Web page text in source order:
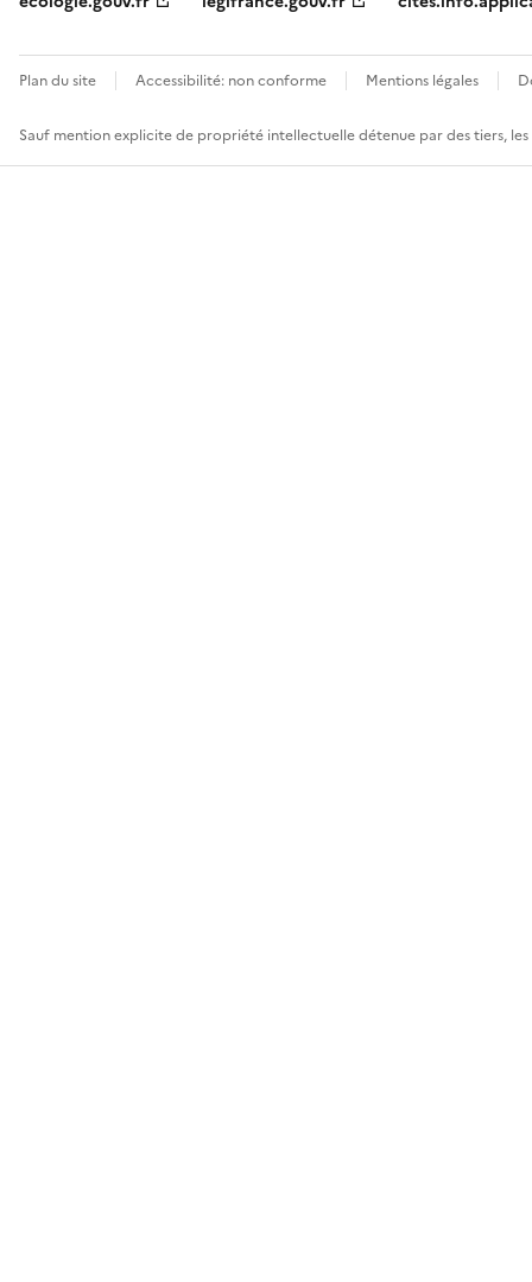
Plan du site Accessibilité: non conforme Mentions légales
Sauf mention explicite de propriété intellectuelle détenue par des tiers,